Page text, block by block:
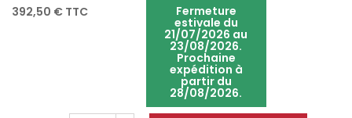
392,50 € TTC Fermeture
estivale du
21/07/2026 au
23/08/2026.
Prochaine
expédition à
partir du
28/08/2026.